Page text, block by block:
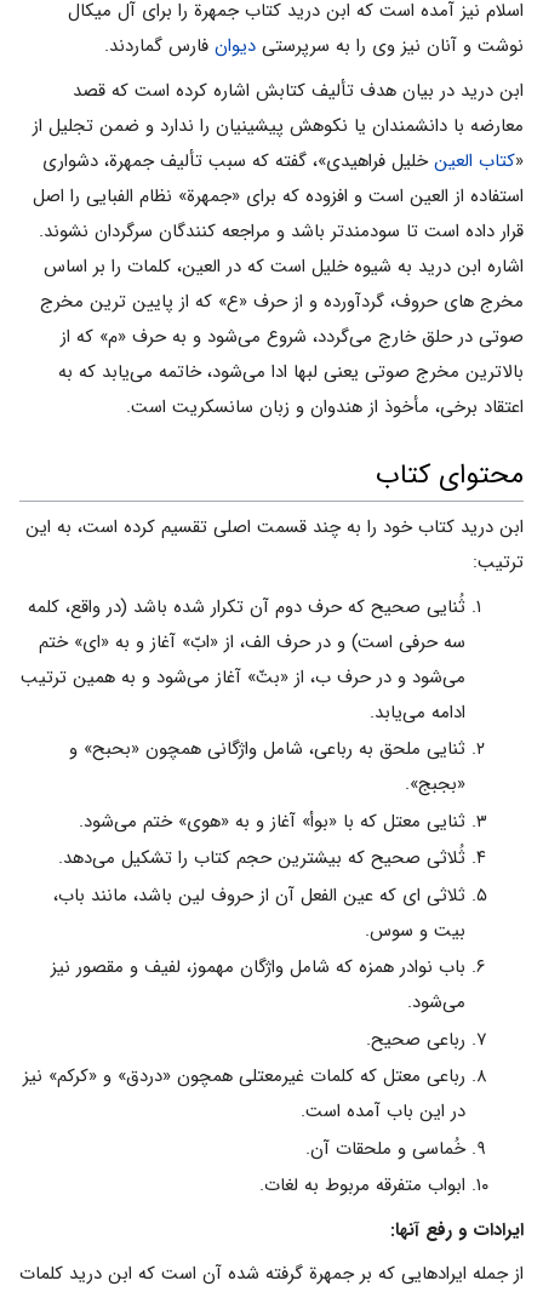
اسلام نیز آمده است که ابن درید کتاب جمهرة را برای آل میکال
نوشت و آنان نیز وی را به سرپرستی دیوان فارس گماردند.
ابن درید در بیان هدف تألیف کتابش اشاره کرده است که قصد
معارضه با دانشمندان یا نکوهش پیشینیان را ندارد و ضمن تجلیل از
«کتاب العینخلیل فراهیدی»، گفته که سبب تألیف جمهرة، دشواری
استفاده از العین است و افزوده که برای «جمهرة» نظام الفبایی را اصل
قرار داده است تا سودمندتر باشد و مراجعه کنندگان سرگردان نشوند.
اشاره ابن درید به شیوه خلیل است که در العین، کلمات را بر اساس
مخرج های حروف، گردآورده و از حرف «ع» که از پایین ‌ترین مخرج
صوتی در حلق خارج می‌گردد، شروع می‌شود و به حرف «م» که از
بالاترین مخرج صوتی یعنی لبها ادا می‌شود، خاتمه می‌یابد که به
اعتقاد برخی، مأخوذ از هندوان و زبان سانسکریت است.
محتوای کتاب
ابن درید کتاب خود را به چند قسمت اصلی تقسیم کرده است، به این
ترتیب:
ثُنایی صحیح که حرف دوم آن تکرار شده باشد (در واقع، کلمه
سه حرفی است) و در حرف الف، از «ابّ» آغاز و به «ای» ختم
می‌شود و در حرف ب، از «بتّ» آغاز می‌شود و به همین ترتیب
ادامه می‌یابد.
ثنایی ملحق به رباعی، شامل واژگانی همچون «بحبح» و
«بجبج».
ثنایی معتل که با «بوأ» آغاز و به «هوی» ختم می‌شود.
ثُلاثی صحیح که بیشترین حجم کتاب را تشکیل می‌دهد.
ثلاثی ای که عین الفعل آن از حروف لین باشد، مانند باب،
بیت و سوس.
باب نوادر همزه که شامل واژگان مهموز، لفیف و مقصور نیز
می‌شود.
رباعی صحیح.
رباعی معتل که کلمات غیرمعتلی همچون «دردق» و «کرکم» نیز
در این باب آمده است.
خُماسی و ملحقات آن.
ابواب متفرقه مربوط به لغات.
ایرادات و رفع آنها:
از جمله ایرادهایی که بر جمهرة گرفته شده آن است که ابن درید کلمات